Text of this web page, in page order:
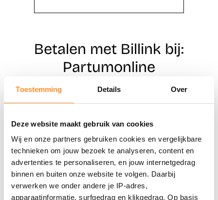
Toestemming Details Over
Deze website maakt gebruik van cookies
Wij en onze partners gebruiken cookies en vergelijkbare
technieken om jouw bezoek te analyseren, content en
advertenties te personaliseren, en jouw internetgedrag
binnen en buiten onze website te volgen. Daarbij
verwerken we onder andere je IP-adres,
apparaatinformatie, surfgedrag en klikgedrag. Op basis
Betalen met Billink bij:
Partumonline
Naar winkels